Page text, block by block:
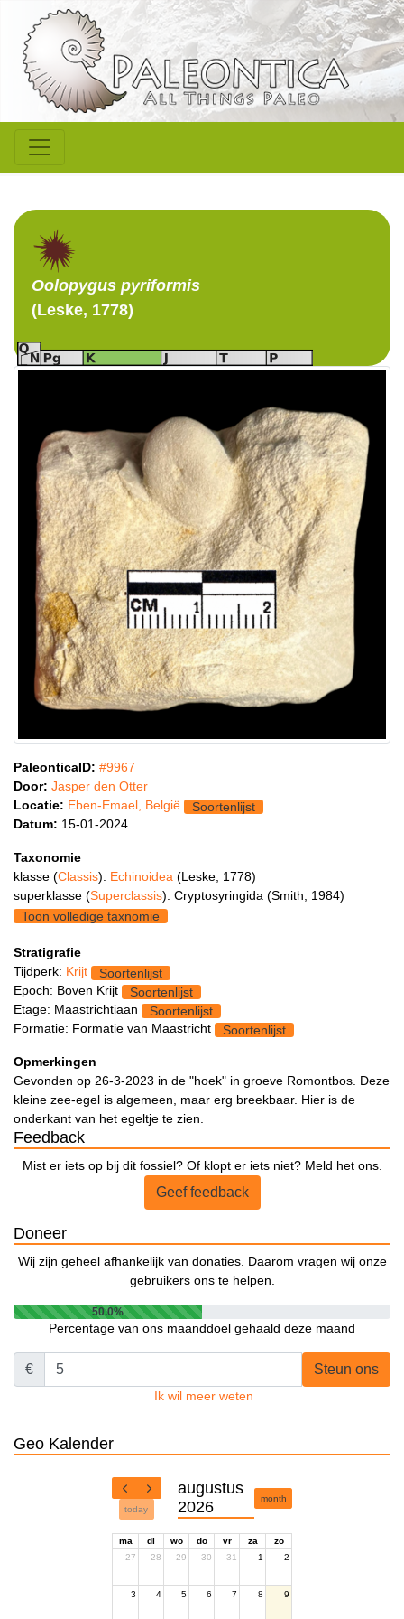
Oolopygus pyriformis
(Leske, 1778)
PaleonticaID: #9967
Door: Jasper den Otter
Locatie: Eben-Emael, België
Soortenlijst
Datum: 15-01-2024
Taxonomie
klasse (Classis): Echinoidea (Leske, 1778)
superklasse (Superclassis): Cryptosyringida (Smith, 1984)
Toon volledige taxnomie
Stratigrafie
Tijdperk: Krijt
Soortenlijst
Epoch: Boven Krijt
Soortenlijst
Etage: Maastrichtiaan
Soortenlijst
Formatie: Formatie van Maastricht
Soortenlijst
Opmerkingen
Gevonden op 26-3-2023 in de "hoek" in groeve Romontbos. Deze
kleine zee-egel is algemeen, maar erg breekbaar. Hier is de
onderkant van het egeltje te zien.
Feedback
Mist er iets op bij dit fossiel? Of klopt er iets niet? Meld het ons.
Geef feedback
Doneer
Wij zijn geheel afhankelijk van donaties. Daarom vragen wij onze
gebruikers ons te helpen.
50.0%
Percentage van ons maanddoel gehaald deze maand
€ Steun ons
Ik wil meer weten
Geo Kalender
today
augustus
2026
month
ma di wo do vr za
zo
27
28 29 30 31 1 2
3 4 5 6 7 8 9